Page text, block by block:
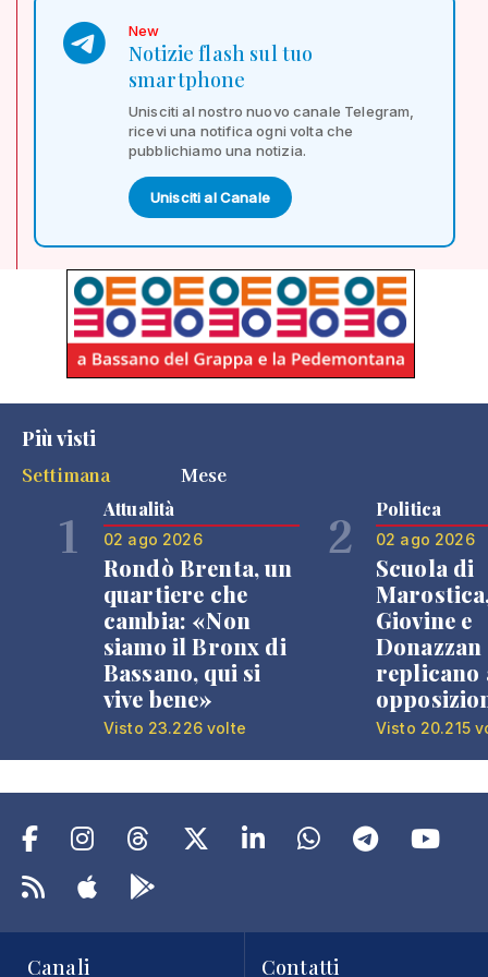
New
Notizie flash sul tuo
smartphone
Unisciti al nostro nuovo canale Telegram,
ricevi una notifica ogni volta che
pubblichiamo una notizia.
Unisciti al Canale
Più visti
Settimana
Mese
1 Attualità
02 ago 2026
Rondò Brenta, un
quartiere che
cambia: «Non
siamo il Bronx di
Bassano, qui si
vive bene»
Visto 23.226 volte
2 Politica
02 ago 2026
Scuola di
Giovine e
Donazzan
replicano
Visto 20.215
Canali Contatti